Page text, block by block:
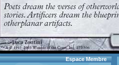
Espace Membre